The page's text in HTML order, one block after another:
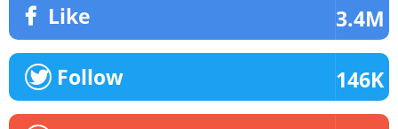
Like 3.4M
Follow 146K